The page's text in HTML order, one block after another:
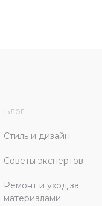
Блог
Стиль и дизайн
Советы экспертов
Ремонт и уход за
материалами